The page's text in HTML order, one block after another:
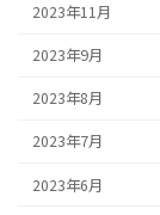
2023年11月
2023年9月
2023年8月
2023年7月
2023年6月